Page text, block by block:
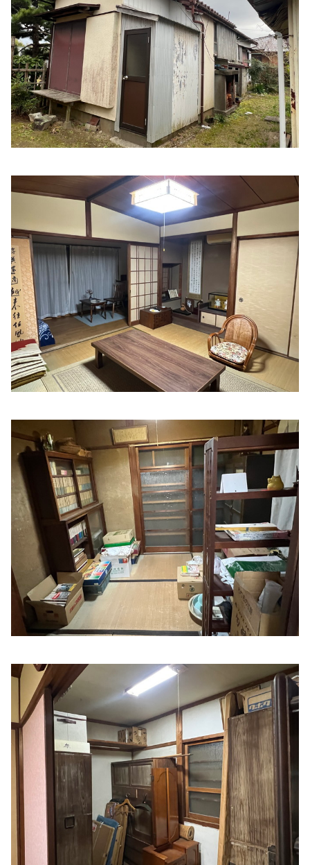
岩田医院
住所:三重県伊勢市二俣１丁目４−１６ マップで見る
宮村医院
住所:三重県伊勢市河崎１丁目４−３０ マップで見る
海野内科
住所:三重県伊勢市浦口２丁目２−１３ マップで見る
伊勢ひかり病院
由井医院 神経内科 内科 耳鼻咽喉科
三重県伊勢市岩渕２丁目７−１２ マップで見る
石橋外科内科
住所:三重県伊勢市河崎２丁目１７−１１ マップで見る
いせ在宅医療クリニック
住所:
三重県伊勢市御薗町高向９２７ マップで見る
ふじわらクリニック
住所:三重県伊勢市常磐１丁目１５−１０ マップで見る
宅間内科
住所:三重県伊勢市船江３丁目６−１８ マップで見る
外宮の杜クリニック
森本内科・循環器科
住所:三重県伊勢市河崎１丁目１２−２ マップで見る
やまむら内科 内視鏡クリニック
住所:
三重県伊勢市一之木４丁目２−４４ マップで見る
山本医院
住所:
三重県伊勢市神久６丁目８−４８ マップで見る
三重県伊勢市神田久志本町１６４８ マップで見る
東山胃腸科内科
住所:三重県伊勢市小俣町元町１１５９ マップで見る
松葉内科
いせ山川クリニック
住所:三重県伊勢市小木町５５７ マップで見る
おざき内科クリニック
住所:
三重県伊勢市御薗町高向６８６−２７ マップで見る
ほりぐち内科ハートクリニック
住所: 三重県伊勢市小俣町元町４９６ マップで見る
林耳鼻咽喉科クリニック
住所: 三重県伊勢市楠部町２０２−３０ マップで見る
おおやまだクリニック
三重県伊勢市神久２丁目１−１５ マップで見る